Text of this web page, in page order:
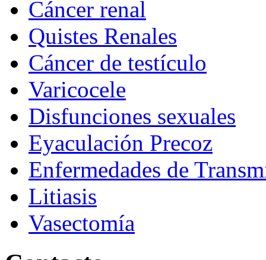
Cáncer renal
Quistes Renales
Cáncer de testículo
Varicocele
Disfunciones sexuales
Eyaculación Precoz
Enfermedades de
Litiasis
Vasectomía